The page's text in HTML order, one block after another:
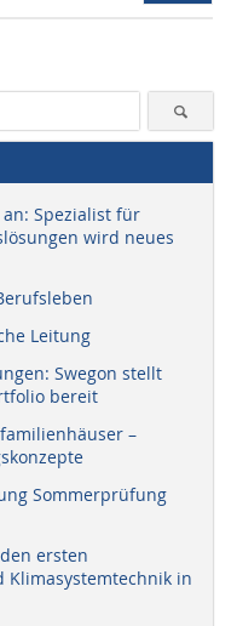
Spezialist für
wird neues
Leitung
Swegon stellt
bereit
–
Sommerprüfung
ersten
Klimasystemtechnik in